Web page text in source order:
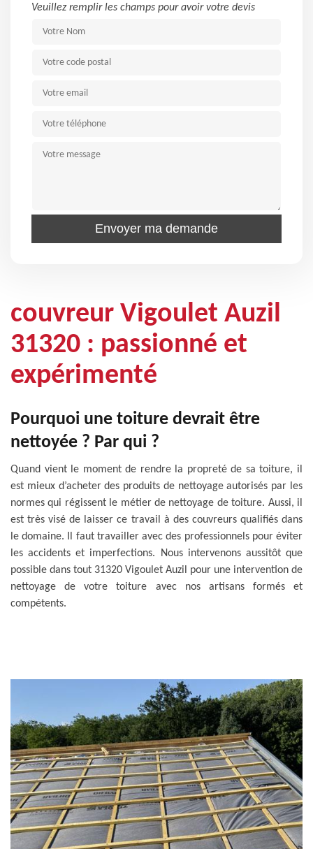
Veuillez remplir les champs pour avoir votre devis
couvreur Vigoulet Auzil
31320 : passionné et
expérimenté
Pourquoi une toiture devrait être
nettoyée ? Par qui ?
Quand vient le moment de rendre la propreté de sa toiture, il
est mieux d’acheter des produits de nettoyage autorisés par les
normes qui régissent le métier de nettoyage de toiture. Aussi, il
est très visé de laisser ce travail à des couvreurs qualifiés dans
le domaine. Il faut travailler avec des professionnels pour éviter
les accidents et imperfections. Nous intervenons aussitôt que
possible dans tout 31320 Vigoulet Auzil pour une intervention de
nettoyage de votre toiture avec nos artisans formés et
compétents.